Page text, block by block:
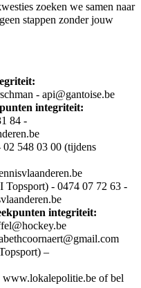
zoeken we samen naar
stappen zonder jouw
- api@gantoise.be
integriteit:
84 -
02 548 03 00 (tijdens
- 0474 07 72 63 -
integriteit:
–
www.lokalepolitie.be of bel